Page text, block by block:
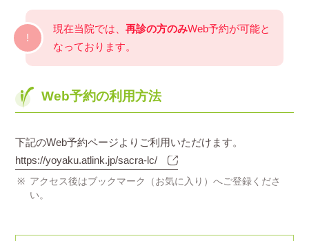
現在当院では、再診の方のみWeb予約が可能と
なっております。
Web予約の利用方法
下記のWeb予約ページよりご利用いただけます。
https://yoyaku.atlink.jp/sacra-lc/
アクセス後はブックマーク（お気に入り）へご登録くださ
い。